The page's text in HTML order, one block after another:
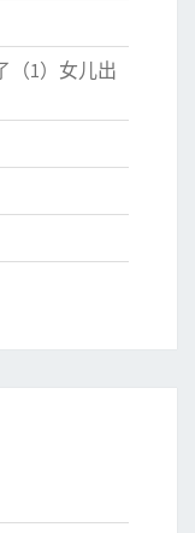
（1）女儿出